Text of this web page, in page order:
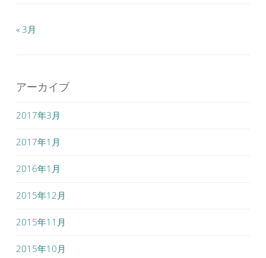
« 3月
アーカイブ
2017年3月
2017年1月
2016年1月
2015年12月
2015年11月
2015年10月